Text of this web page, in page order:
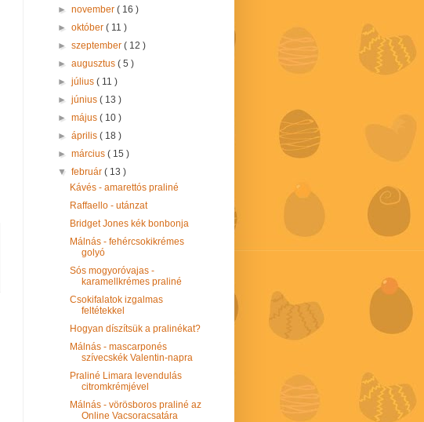
►november( 16 )
►október( 11 )
►szeptember( 12 )
►augusztus( 5 )
►július( 11 )
►június( 13 )
►május( 10 )
►április( 18 )
►március( 15 )
▼február( 13 )
Kávés - amarettós praliné
Raffaello - utánzat
Bridget Jones kék bonbonja
Málnás - fehércsokikrémes
golyó
Sós mogyoróvajas -
karamellkrémes praliné
Csokifalatok izgalmas
feltétekkel
Hogyan díszítsük a pralinékat?
Málnás - mascarponés
szívecskék Valentin-napra
Praliné Limara levendulás
citromkrémjével
Málnás - vörösboros praliné az
Online Vacsoracsatára